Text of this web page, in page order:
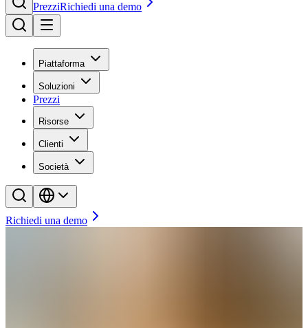
PrezziRichiedi una demo
Piattaforma
Soluzioni
Prezzi
Risorse
Clienti
Società
Richiedi una demo